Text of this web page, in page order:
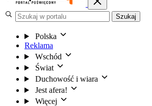
Szukaj
Polska
Reklama
Wschód
Świat
Duchowość i wiara
Jest afera!
Więcej